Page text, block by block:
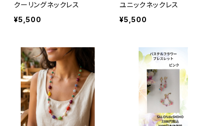
クーリングネックレス
¥5,500
ユニックネックレス
¥5,500